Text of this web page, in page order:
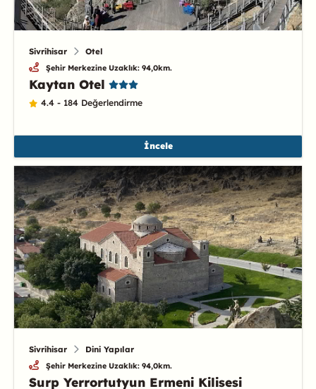
Sivrihisar Otel
Şehir Merkezine Uzaklık: 94,0km.
Kaytan Otel
4.4 - 184 Değerlendirme
İncele
Sivrihisar Dini Yapılar
Şehir Merkezine Uzaklık: 94,0km.
Surp Yerrortutyun Ermeni Kilisesi